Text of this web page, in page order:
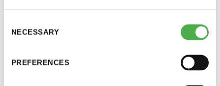
Selection
NECESSARY
PREFERENCES
12 €
Jäsenen lapsi 7-18 v.
6 €
kuukautta jäsenmaksulaskun eräpäivän jälkeen
sääntöjen mukaisesti.